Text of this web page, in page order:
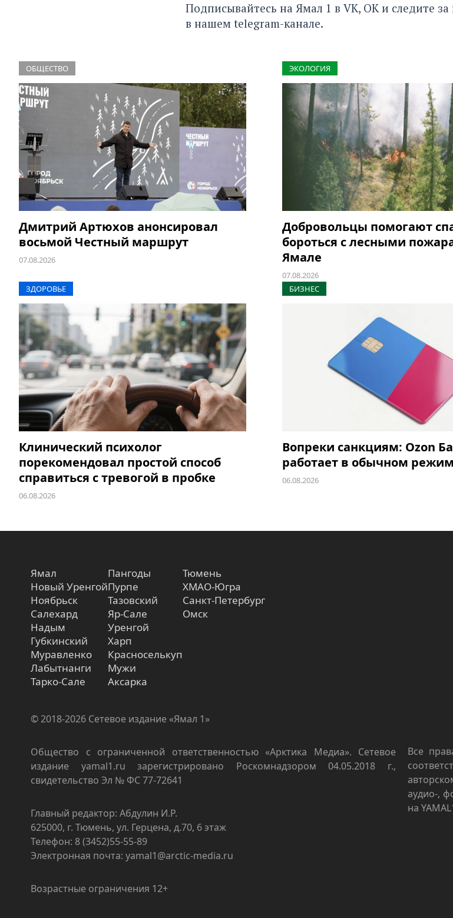
Подписывайтесь на Ямал 1 в VK, ОКи следите
в нашем telegram-канале.
ОБЩЕСТВО
Дмитрий Артюхов анонсировал
восьмой Честный маршрут
07.08.2026
ЭКОЛОГИЯ
Добровольцы помогают
бороться с лесными
Ямале
07.08.2026
ЗДОРОВЬЕ
Клинический психолог
порекомендовал простой способ
справиться с тревогой в пробке
06.08.2026
БИЗНЕС
Вопреки санкциям: Ozon
работает в обычном
06.08.2026
Ямал
Новый Уренгой
Ноябрьск
Салехард
Надым
Губкинский
Муравленко
Лабытнанги
Тарко-Сале
Пангоды
Пурпе
Тазовский
Яр-Сале
Уренгой
Харп
Красноселькуп
Мужи
Аксарка
Тюмень
ХМАО-Югра
Санкт-Петербург
Омск
© 2018-2026 Сетевое издание «Ямал 1»
Общество с ограниченной ответственностью «Арктика Медиа». Сетевое
издание yamal1.ru зарегистрировано Роскомнадзором 04.05.2018 г.,
свидетельство Эл № ФС 77-72641
Главный редактор: Абдулин И.Р.
625000, г. Тюмень, ул. Герцена, д.70, 6 этаж
Телефон: 8 (3452)55-55-89
Электронная почта: yamal1@arctic-media.ru
Возрастные ограничения 12+
Все
аудио-,
на